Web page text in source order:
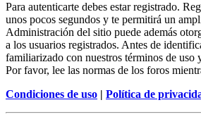
Para autenticarte debes estar registrado.
unos pocos segundos y te permitirá un
Administración del sitio puede además
a los usuarios registrados. Antes de
familiarizado con nuestros términos de uso
Por favor, lee las normas de los foros
Condiciones de uso | Política de